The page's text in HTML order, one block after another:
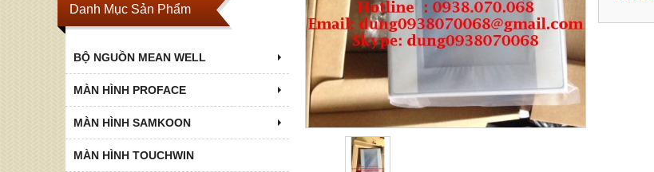
Danh Mục Sản Phẩm
BỘ NGUỒN MEAN WELL
MÀN HÌNH PROFACE
MÀN HÌNH SAMKOON
MÀN HÌNH TOUCHWIN